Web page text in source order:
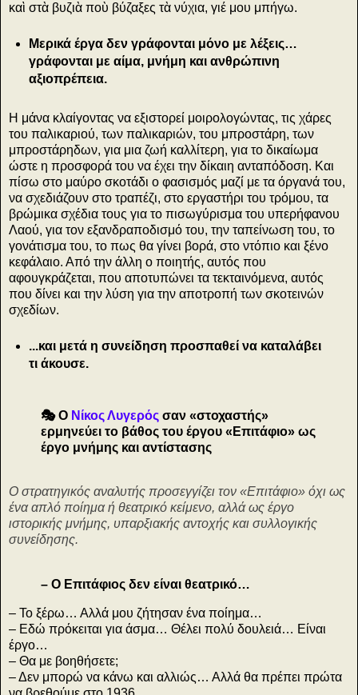
καὶ στὰ βυζιὰ ποὺ βύζαξες τὰ νύχια, γιέ μου μπήγω.
Μερικά έργα δεν γράφονται μόνο με λέξεις…
γράφονται με αίμα, μνήμη και ανθρώπινη
αξιοπρέπεια.
Η μάνα κλαίγοντας να εξιστορεί μοιρολογώντας, τις χάρες
του παλικαριού, των παλικαριών, του μπροστάρη, των
μπροστάρηδων, για μια ζωή καλλίτερη, για το δικαίωμα
ώστε η προσφορά του να έχει την δίκαιη ανταπόδοση. Και
πίσω στο μαύρο σκοτάδι ο φασισμός μαζί με τα όργανά του,
να σχεδιάζουν στο τραπέζι, στο εργαστήρι του τρόμου, τα
βρώμικα σχέδια τους για το πισωγύρισμα του υπερήφανου
Λαού, για τον εξανδραποδισμό του, την ταπείνωση του, το
γονάτισμα του, το πως θα γίνει βορά, στο ντόπιο και ξένο
κεφάλαιο. Από την άλλη ο ποιητής, αυτός που
αφουγκράζεται, που αποτυπώνει τα τεκταινόμενα, αυτός
που δίνει και την λύση για την αποτροπή των σκοτεινών
σχεδίων.
...και μετά η συνείδηση προσπαθεί να καταλάβει
τι άκουσε.
🎭 Ο Νίκος Λυγερός σαν «στοχαστής»
ερμηνεύει το βάθος του έργου «Επιτάφιο» ως
έργο μνήμης και αντίστασης
Ο στρατηγικός αναλυτής προσεγγίζει τον «Επιτάφιο» όχι ως
ένα απλό ποίημα ή θεατρικό κείμενο, αλλά ως έργο
ιστορικής μνήμης, υπαρξιακής αντοχής και συλλογικής
συνείδησης.
– Ο Επιτάφιος δεν είναι θεατρικό…
– Το ξέρω… Αλλά μου ζήτησαν ένα ποίημα…
– Εδώ πρόκειται για άσμα… Θέλει πολύ δουλειά… Είναι
έργο…
– Θα με βοηθήσετε;
– Δεν μπορώ να κάνω και αλλιώς… Αλλά θα πρέπει πρώτα